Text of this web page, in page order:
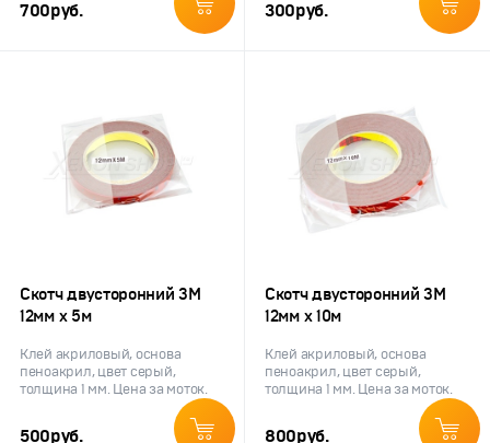
700руб. 300руб.
Скотч двусторонний 3M
12мм х 5м
Клей акриловый, основа
пеноакрил, цвет серый,
толщина 1 мм. Цена за моток.
500руб.
Скотч двусторонний 3M
12мм х 10м
Клей акриловый, основа
пеноакрил, цвет серый,
толщина 1 мм. Цена за моток.
800руб.